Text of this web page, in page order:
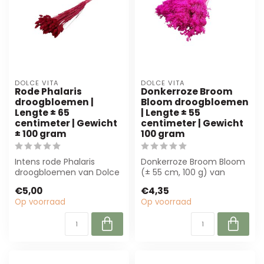
DOLCE VITA
Rode Phalaris
droogbloemen |
Lengte ± 65
centimeter | Gewicht
± 100 gram
Intens rode Phalaris
droogbloemen van Dolce
licht. Duu...
€5,00
Op voorraad
DOLCE VITA
Donkerroze Broom
Bloom droogbloemen
| Lengte ± 55
centimeter | Gewicht
100 gram
Donkerroze Broom Bloom
(± 55 cm, 100 g) van
gedroogde ...
€4,35
Op voorraad